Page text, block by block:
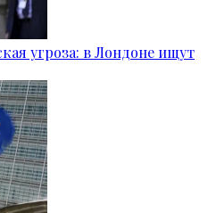
угроза: в Лондоне ищут